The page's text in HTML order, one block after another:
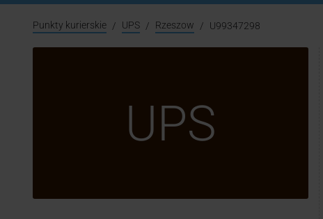
Punkty kurierskie UPS Rzeszow U99347298
UPS